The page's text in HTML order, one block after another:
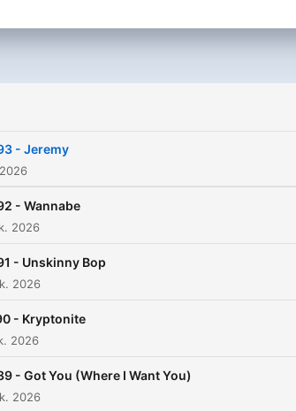
- Jeremy
- Wannabe
2026
- Unskinny Bop
2026
- Kryptonite
2026
- Got You (Where I Want You)
2026